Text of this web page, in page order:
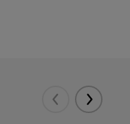
Eelmised